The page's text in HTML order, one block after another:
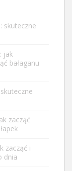
skuteczne
jak
bałaganu
zacząć
zacząć i
dnia